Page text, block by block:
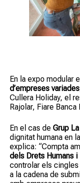
En la expo modular
d’empreses variades
Cullera Holiday, el
Rajolar, Fiare
En el cas de Grup
dignitat humana en
explica: “Compta
dels Drets Humans i
controlar els
a la cadena de